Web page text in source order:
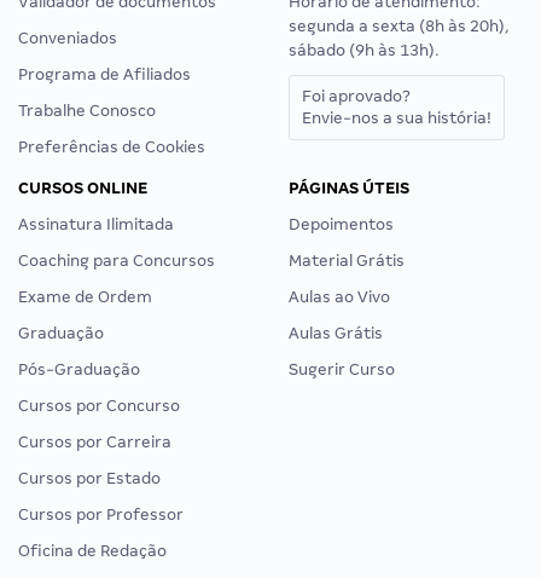
Conveniados
Programa de Afiliados
Trabalhe Conosco
Preferências de Cookies
segunda a sexta (8h às 20h),
sábado (9h às 13h).
Foi aprovado?
Envie-nos a sua história!
CURSOS ONLINE
Assinatura Ilimitada
Coaching para Concursos
Exame de Ordem
Graduação
Pós-Graduação
Cursos por Concurso
Cursos por Carreira
Cursos por Estado
Cursos por Professor
Oficina de Redação
PÁGINAS ÚTEIS
Depoimentos
Material Grátis
Aulas ao Vivo
Aulas Grátis
Sugerir Curso